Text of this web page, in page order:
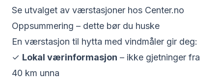
Se utvalget av værstasjoner hos Center.no
Oppsummering – dette bør du huske
En værstasjon til hytta med vindmåler gir deg:
✓ Lokal værinformasjon – ikke gjetninger fra
40 km unna